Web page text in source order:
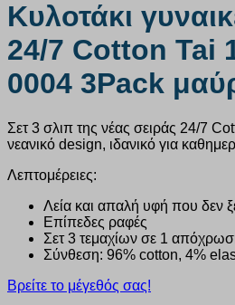
Κυλοτάκι
24/7 Cotton Tai
0004 3Pack
Σετ 3 σλιπ της νέας σειράς 24/7
νεανικό design, ιδανικό για
Λεπτομέρειες:
Λεία και απαλή υφή που δεν
Επίπεδες ραφές
Σετ 3 τεμαχίων σε 1
Σύνθεση: 96% cotton, 4%
Βρείτε το μέγεθός σας!